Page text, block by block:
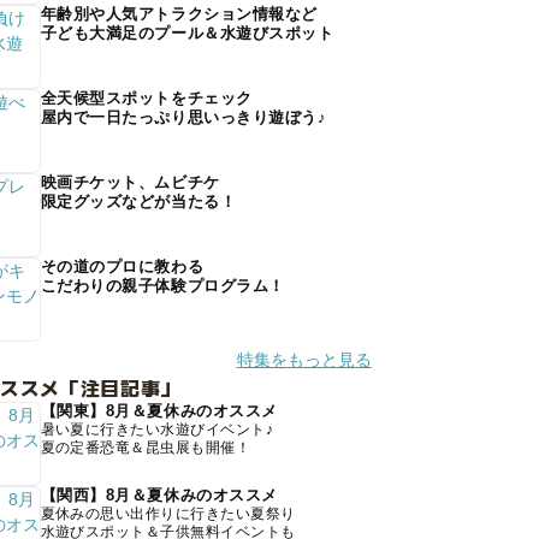
年齢別や人気アトラクション情報など
子ども大満足のプール＆水遊びスポット
全天候型スポットをチェック
屋内で一日たっぷり思いっきり遊ぼう♪
映画チケット、ムビチケ
限定グッズなどが当たる！
その道のプロに教わる
こだわりの親子体験プログラム！
特集をもっと見る
スメ「注目記事」
【関東】8月＆夏休みのオススメ
暑い夏に行きたい水遊びイベント♪
夏の定番恐竜＆昆虫展も開催！
【関西】8月＆夏休みのオススメ
夏休みの思い出作りに行きたい夏祭り
水遊びスポット＆子供無料イベントも